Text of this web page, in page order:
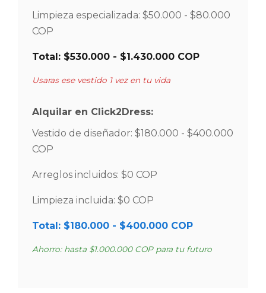
Limpieza especializada: $50.000 - $80.000
COP
Total: $530.000 - $1.430.000 COP
Usaras ese vestido 1 vez en tu vida
Alquilar en Click2Dress:
Vestido de diseñador: $180.000 - $400.000
COP
Arreglos incluidos: $0 COP
Limpieza incluida: $0 COP
Total: $180.000 - $400.000 COP
Ahorro: hasta $1.000.000 COP para tu futuro